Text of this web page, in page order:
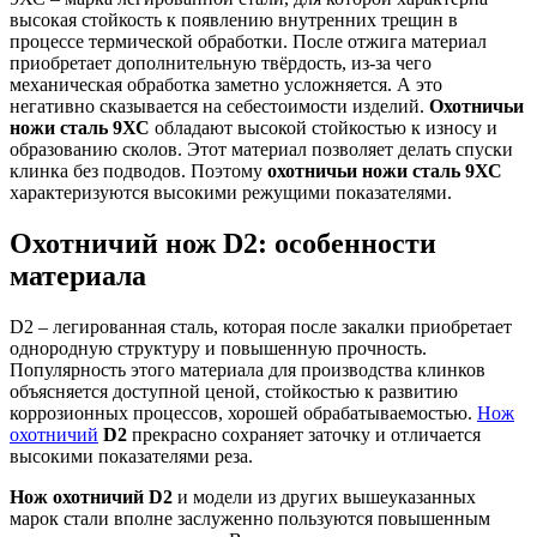
высокая стойкость к появлению внутренних трещин в
процессе термической обработки. После отжига материал
приобретает дополнительную твёрдость, из-за чего
механическая обработка заметно усложняется. А это
негативно сказывается на себестоимости изделий. Охотничьи
ножи сталь 9ХС обладают высокой стойкостью к износу и
образованию сколов. Этот материал позволяет делать спуски
клинка без подводов. Поэтому охотничьи ножи сталь 9ХС
характеризуются высокими режущими показателями.
Охотничий нож D2: особенности
материала
D2 – легированная сталь, которая после закалки приобретает
однородную структуру и повышенную прочность.
Популярность этого материала для производства клинков
объясняется доступной ценой, стойкостью к развитию
коррозионных процессов, хорошей обрабатываемостью. Нож
охотничий D2 прекрасно сохраняет заточку и отличается
высокими показателями реза.
Нож охотничий D2 и модели из других вышеуказанных
марок стали вполне заслуженно пользуются повышенным